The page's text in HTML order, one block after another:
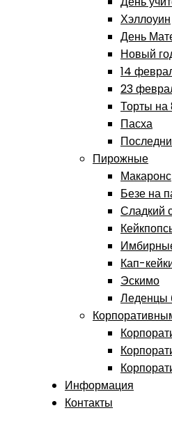
Хэллоуин
День
Новый
14
23
Торты на
Пасха
Пирожные
Макаронс
Безе на
Сладкий
Кап-
Эскимо
Леденцы
Информация
Контакты